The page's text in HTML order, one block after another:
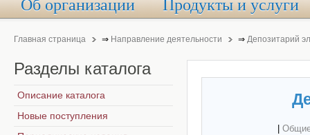
Об организации Продукты и услуги
Главная страница ⇒ Направление деятельности ⇒ Депозитарий
Разделы каталога
Описание каталога
Новые поступления